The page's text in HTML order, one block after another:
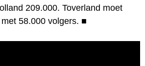
209.000. Toverland moet
58.000 volgers. ■